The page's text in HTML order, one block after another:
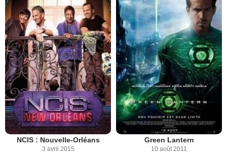
NCIS : Nouvelle-Orléans
3 avril 2015
Green Lantern
10 août 2011